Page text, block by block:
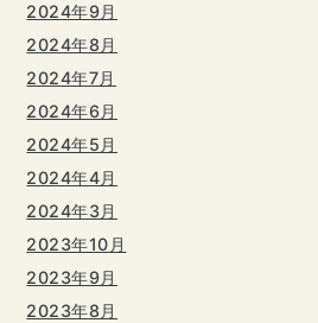
2024年9月
2024年8月
2024年7月
2024年6月
2024年5月
2024年4月
2024年3月
2023年10月
2023年9月
2023年8月